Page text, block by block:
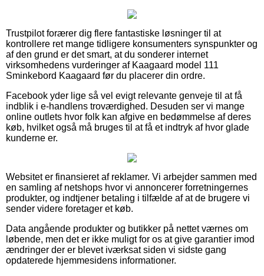
Trustpilot forærer dig flere fantastiske løsninger til at
kontrollere ret mange tidligere konsumenters synspunkter og
af den grund er det smart, at du sonderer internet
virksomhedens vurderinger af Kaagaard model 111
Sminkebord Kaagaard før du placerer din ordre.
Facebook yder lige så vel evigt relevante genveje til at få
indblik i e-handlens troværdighed. Desuden ser vi mange
online outlets hvor folk kan afgive en bedømmelse af deres
køb, hvilket også må bruges til at få et indtryk af hvor glade
kunderne er.
Websitet er finansieret af reklamer. Vi arbejder sammen med
en samling af netshops hvor vi annoncerer forretningernes
produkter, og indtjener betaling i tilfælde af at de brugere vi
sender videre foretager et køb.
Data angående produkter og butikker på nettet værnes om
løbende, men det er ikke muligt for os at give garantier imod
ændringer der er blevet iværksat siden vi sidste gang
opdaterede hjemmesidens informationer.